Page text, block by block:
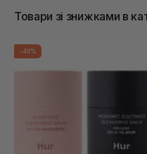
Товари зі знижками в
-40%